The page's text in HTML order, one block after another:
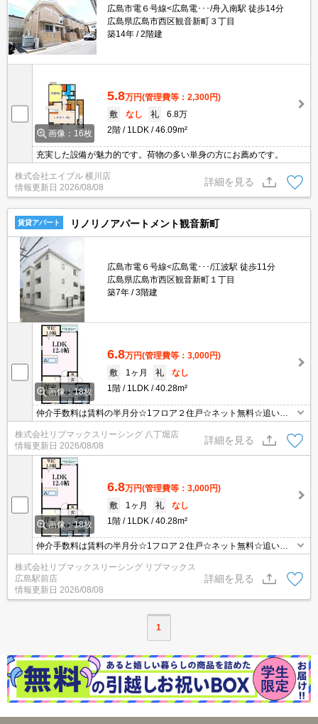
広島市電６号線<広島電･･･/舟入南駅 徒歩14分
広島県広島市西区観音新町３丁目
築14年
2階建
画像：16枚
5.8万円(管理費等：2,300円)
敷
なし 礼
6.8万
2階
1LDK 46.09m²
充実した設備が魅力的です。荷物の多い単身の方にお薦めです。
株式会社エイブル 横川店
情報更新日 2026/08/08
詳細を見る
賃貸アパート リノリノアパートメント観音新町
広島市電６号線<広島電･･･/江波駅 徒歩11分
広島県広島市西区観音新町１丁目
築7年
3階建
画像：18枚
6.8万円(管理費等：3,000円)
敷
1ヶ月 礼
なし
1階
1LDK 40.28m²
仲介手数料は賃料の半月分☆1フロア２住戸☆ネット無料☆追い焚
き機能や浴室乾燥機など人気の室内設備してます☆モニター付きオ
ートロックで防犯面も安心☆近隣にスーパーやコンビニがあり住環
境良好です☆便利な宅配ボックスあり☆彡
株式会社リブマックスリーシング 八丁堀店
情報更新日 2026/08/08
詳細を見る
画像：18枚
6.8万円(管理費等：3,000円)
敷
1ヶ月 礼
なし
1階
1LDK 40.28m²
仲介手数料は賃料の半月分☆1フロア２住戸☆ネット無料☆追い焚
き機能や浴室乾燥機など人気の室内設備してます☆モニター付きオ
ートロックで防犯面も安心☆近隣にスーパーやコンビニがあり住環
境良好です☆便利な宅配ボックスあり☆彡
株式会社リブマックスリーシング リブマックス
広島駅前店
情報更新日 2026/08/08
詳細を見る
1